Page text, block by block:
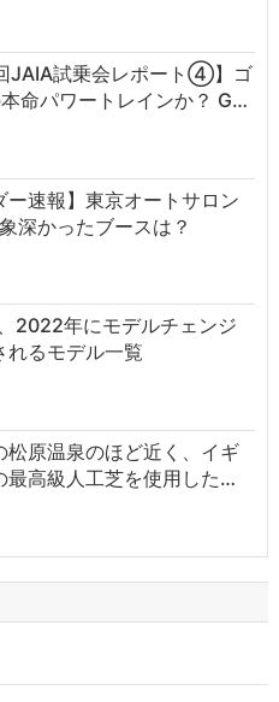
JAIA試乗会レポート④】ゴ
命パワートレインか？ G…
ー速報】東京オートサロン
深かったブースは？
2022年にモデルチェンジ
れるモデル一覧
松原温泉のほど近く、イギ
最高級人工芝を使用した…